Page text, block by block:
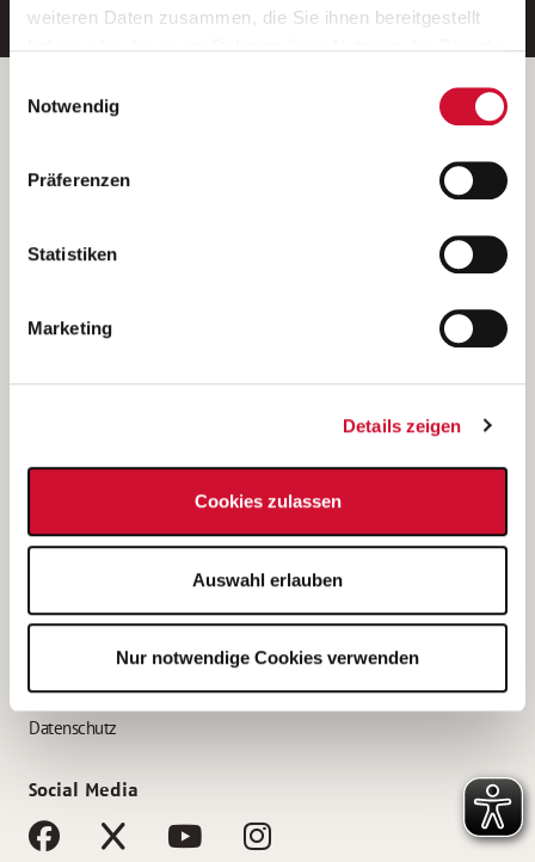
weiteren Daten zusammen, die Sie ihnen bereitgestellt
Wenn Sie auf „Cookies zulassen“ klicken, so stimmen
Sie der Speicherung sämtlicher Cookies zu. Sie können
Ihre Einwilligung selbstverständlich jederzeit widerrufen,
indem Sie die Cookie-Einstellungen aufrufen und diese
unsererDatenschutzerklärung
Notwendig
Präferenzen
Statistiken
Marketing
Details zeigen
Cookies zulassen
Auswahl erlauben
Nur notwendige Cookies verwenden
Betreiber der Webseite
Kantstraße 45a
(Ein Tochterunternehmen des AWO Bezirksverbandes Unterfranken
e.V.)
Bewerbung als Altenpflegehelfer*in
Bewerbung als Erzieher*in
AWO Gliederungen nach Bundesland
Impressum
Datenschutz
Social Media